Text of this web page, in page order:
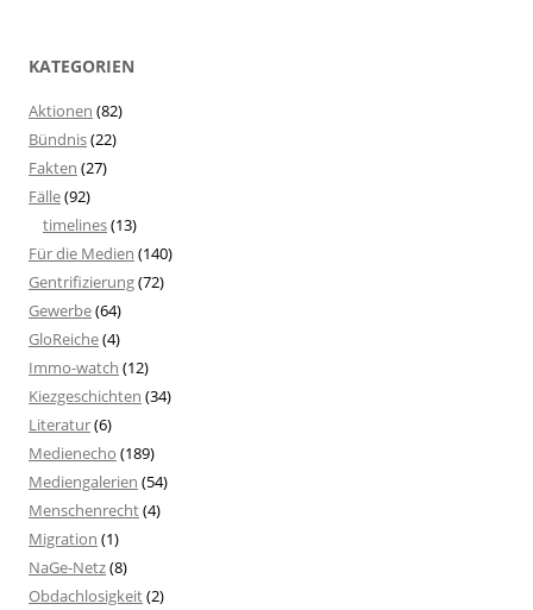
KATEGORIEN
Aktionen (82)
Bündnis(22)
Fakten (27)
Fälle(92)
timelines(13)
Für die Medien (140)
Gentrifizierung(72)
Gewerbe(64)
GloReiche(4)
Immo-watch (12)
Kiezgeschichten (34)
Literatur(6)
Medienecho (189)
Mediengalerien (54)
Menschenrecht(4)
Migration (1)
NaGe-Netz(8)
Obdachlosigkeit(2)